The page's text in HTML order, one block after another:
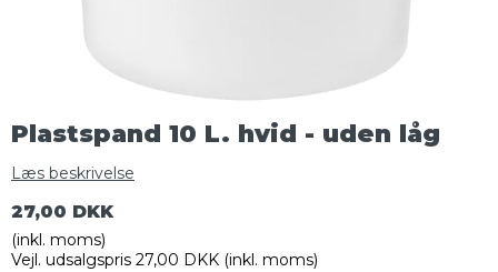
Plastspand 10 L. hvid - uden låg
Læs beskrivelse
27,00 DKK
(inkl. moms)
Vejl. udsalgspris 27,00 DKK (inkl. moms)